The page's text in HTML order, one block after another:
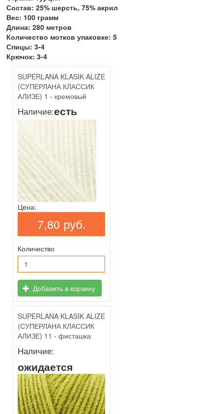
Состав: 25% шерсть, 75% акрил
Вес: 100 грамм
Длина: 280 метров
Количество мотков упаковке: 5
Спицы: 3-4
Крючок: 3-4
SUPERLANA KLASIK ALIZE
(СУПЕРЛАНА КЛАССИК
АЛИЗЕ) 1 - кремовый
Наличие:есть
Цена:
7,80 руб.
Количество
Добавить в корзину
SUPERLANA KLASIK ALIZE
(СУПЕРЛАНА КЛАССИК
АЛИЗЕ) 11 - фисташка
Наличие:
ожидается